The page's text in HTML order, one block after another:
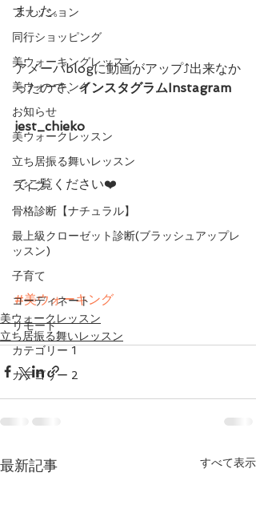
ファッション
同行ショッピング
美ウォーキングレッスン
美ウォーキング
お知らせ
美ウォークレッスン
立ち居振る舞いレッスン
ライフ
骨格診断【ナチュラル】
最上級クローゼット診断(ブラッシュアップレ
ッスン)
子育て
コーディネート
リモード
カテゴリー 1
カテゴリー 2
ました。
アメーバblogに動画がアップ⤴️出来なか
ったので、インスタグラムInstagram
iest_chieko
でご覧ください❤️
#美ウォーキング
美ウォークレッスン
立ち居振る舞いレッスン
最新記事 すべて表示